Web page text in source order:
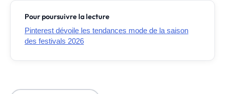
Pour poursuivre la lecture
Pinterest dévoile les tendances mode de la saison
des festivals 2026